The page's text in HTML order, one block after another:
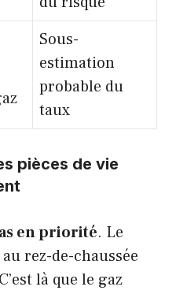
Sous-
estimation
probable du
taux
pièces de vie
en priorité. Le
rez-de-chaussée
là que le gaz